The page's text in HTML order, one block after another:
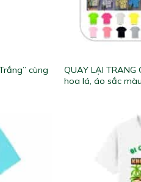
cùng
QUAY LẠI
hoa lá, áo sắc